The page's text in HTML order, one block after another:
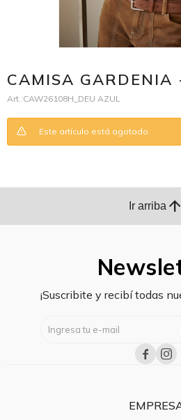
CAMISA GARDENIA
CAW26108H_DEU AZUL
Este artículo está agotado.
Ir arriba arrow_upward
¡Suscribite y recibí todas
 